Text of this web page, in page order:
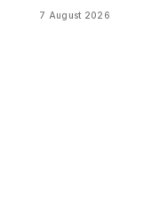
7 August 2026